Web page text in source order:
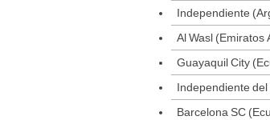
Independiente
Al Wasl (Emiratos
Guayaquil City
Independiente
Barcelona SC